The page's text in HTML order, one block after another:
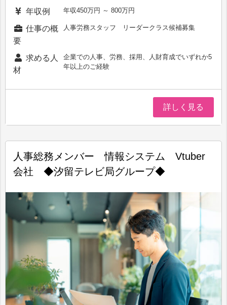
年収例 年収450万円 ～ 800万円
仕事の概
要
人事労務スタッフ リーダークラス候補募集
求める人
材
企業での人事、労務、採用、人財育成でいずれか5
年以上のご経験
詳しく見る
人事総務メンバー 情報システム Vtuber
会社 ◆汐留テレビ局グループ◆